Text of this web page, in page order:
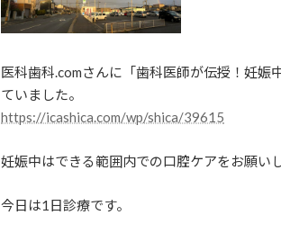
医科歯科.comさんに「歯科医師が伝授！妊
ていました。
https://icashica.com/wp/shica/39615
妊娠中はできる範囲内での口腔ケアをお願いし
今日は1日診療です。